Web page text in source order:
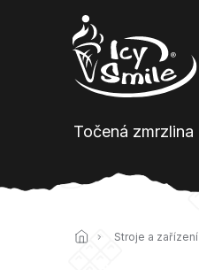
Točená zmrzlina
Stroje a zařízení